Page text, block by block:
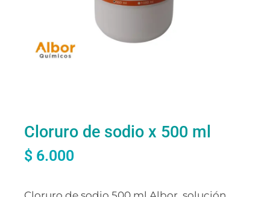
Cloruro de sodio x 500 ml
$ 6.000